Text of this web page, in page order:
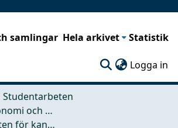
samlingar Hela arkivet Statistik
Logga in
Studentarbeten
Teknikens ekonomi och organisation
Examensarbeten för kandidatexamen